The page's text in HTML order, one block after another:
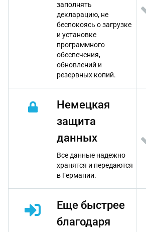
заполнять
декларацию, не
беспокоясь о загрузке
и установке
программного
обеспечения,
обновлений и
резервных копий.
Немецкая
защита
данных
Все данные надежно
хранятся и передаются
в Германии.
Еще быстрее
благодаря